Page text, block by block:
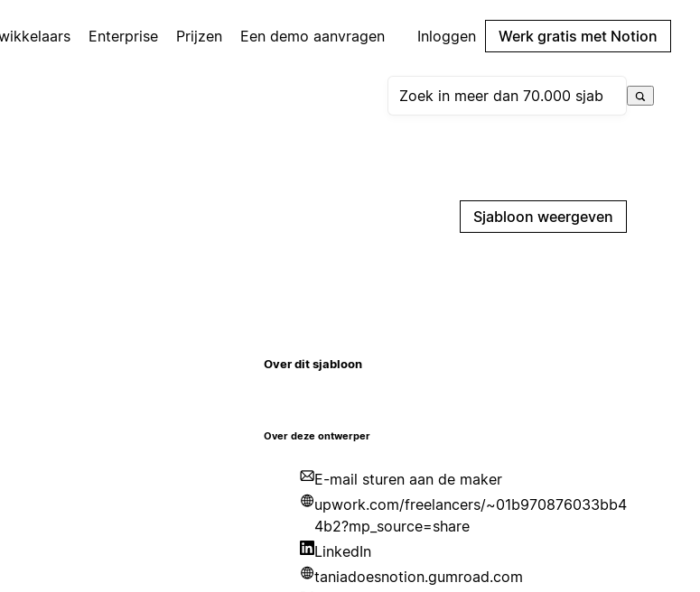
Enterprise Prijzen Een demo aanvragen Inloggen Werk gratis met Notion
Sjabloon weergeven
Over dit sjabloon
Over deze ontwerper
E-mail sturen aan de maker
upwork.com/freelancers/~01b970876033bb4
4b2?mp_source=share
LinkedIn
taniadoesnotion.gumroad.com